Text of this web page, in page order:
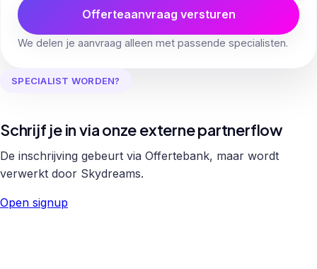
Offerteaanvraag versturen
We delen je aanvraag alleen met passende specialisten.
SPECIALIST WORDEN?
Schrijf je in via onze externe partnerflow
De inschrijving gebeurt via Offertebank, maar wordt
verwerkt door Skydreams.
Open signup